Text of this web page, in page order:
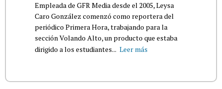
Empleada de GFR Media desde el 2005, Leysa
Caro González comenzó como reportera del
periódico Primera Hora, trabajando para la
sección Volando Alto, un producto que estaba
dirigido a los estudiantes... Leer más